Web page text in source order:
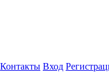
Контакты Вход